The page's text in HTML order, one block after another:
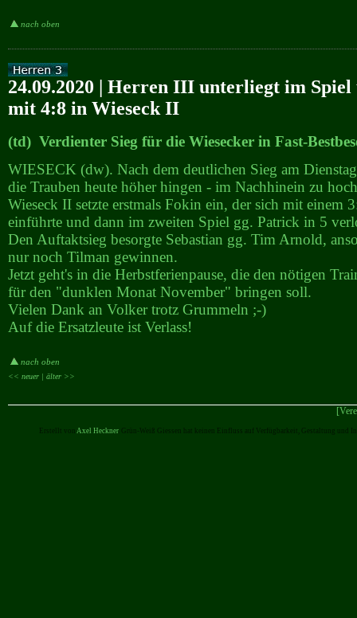
nach oben
24.09.2020 | Herren III unterliegt im Spiel
mit 4:8 in Wieseck II
(td) Verdienter Sieg für die Wiesecker in Fast-
WIESECK (dw). Nach dem deutlichen Sieg am
die Trauben heute höher hingen - im Nachhinein zu
Wieseck II setzte erstmals Fokin ein, der sich mit einem
einführte und dann im zweiten Spiel gg. Patrick in 5
Den Auftaktsieg besorgte Sebastian gg. Tim Arnold,
nur noch Tilman gewinnen.
Jetzt geht's in die Herbstferienpause, die den nötigen
für den "dunklen Monat November" bringen soll.
Vielen Dank an Volker trotz Grummeln ;-)
Auf die Ersatzleute ist Verlass!
nach oben
<< neuer | älter >>
Erstellt von Axel Heckner. Grün-Weiß Giessen hat keinen Einfluss auf Verfügbarkeit, Gestaltung und